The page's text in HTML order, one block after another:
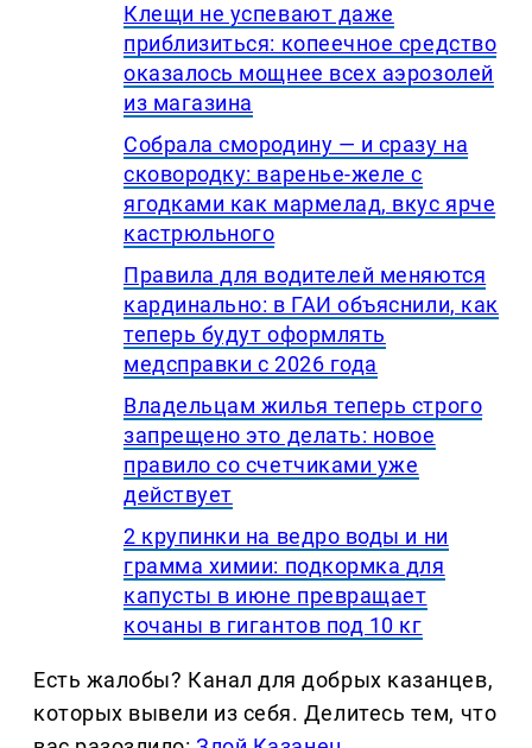
Клещи не успевают даже
приблизиться: копеечное средство
оказалось мощнее всех аэрозолей
из магазина
Собрала смородину — и сразу на
сковородку: варенье-желе с
ягодками как мармелад, вкус ярче
кастрюльного
Правила для водителей меняются
кардинально: в ГАИ объяснили, как
теперь будут оформлять
медсправки с 2026 года
Владельцам жилья теперь строго
запрещено это делать: новое
правило со счетчиками уже
действует
2 крупинки на ведро воды и ни
грамма химии: подкормка для
капусты в июне превращает
кочаны в гигантов под 10 кг
Есть жалобы? Канал для добрых казанцев,
которых вывели из себя. Делитеcь тем, что